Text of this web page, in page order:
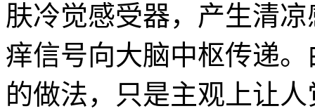
肤冷觉感受器，产生清
痒信号向大脑中枢传递
的做法，只是主观上让